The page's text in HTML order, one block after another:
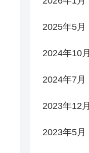
2025年5月
2024年10月
2024年7月
2023年12月
2023年5月